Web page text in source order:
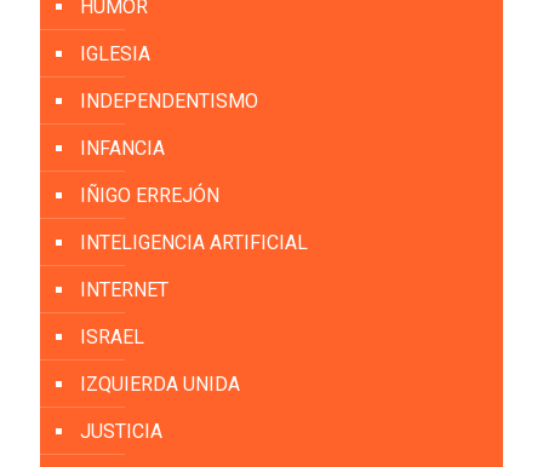
HUMOR
IGLESIA
INDEPENDENTISMO
INFANCIA
IÑIGO ERREJÓN
INTELIGENCIA ARTIFICIAL
INTERNET
ISRAEL
IZQUIERDA UNIDA
JUSTICIA